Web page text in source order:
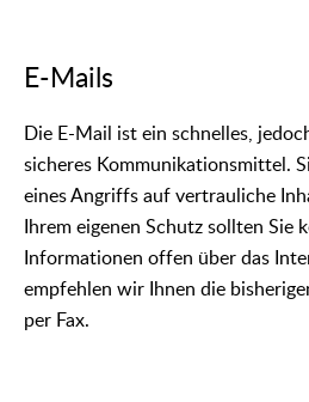
E-Mails
Die E-Mail ist ein schnelles,
sicheres Kommunikationsmittel.
eines Angriffs auf vertrauliche
Ihrem eigenen Schutz sollten Sie
Informationen offen über das
empfehlen wir Ihnen die
per Fax.